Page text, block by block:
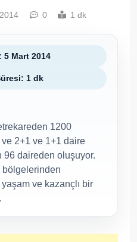
0 1 dk
5 Mart 2014
1 dk
1200
2+1 ve 1+1 daire
daireden oluşuyor.
bölgelerinden
ve kazançlı bir